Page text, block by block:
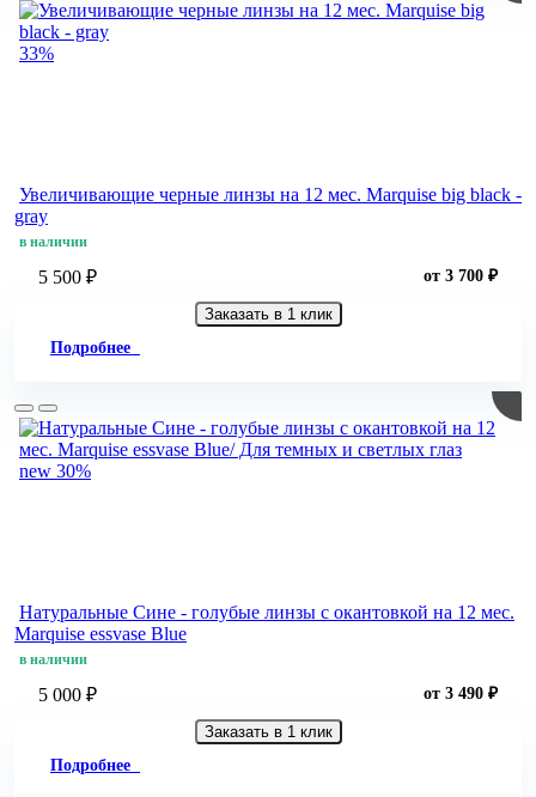
33%
Увеличивающие черные линзы на 12 мес. Marquise big black -
gray
в наличии
5 500 ₽ от 3 700 ₽
Заказать в 1 клик
Подробнее
new 30%
Натуральные Сине - голубые линзы c окантовкой на 12 мес.
Marquise essvase Blue
в наличии
5 000 ₽ от 3 490 ₽
Заказать в 1 клик
Подробнее